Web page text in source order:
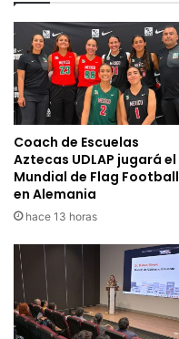
Coach de Escuelas
Aztecas UDLAP jugará el
Mundial de Flag Football
en Alemania
hace 13 horas